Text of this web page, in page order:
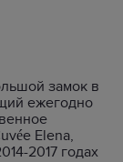
замок в
ежегодно
Elena,
2017 годах